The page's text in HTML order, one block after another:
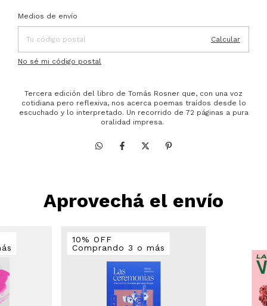
Entregas para el CP:
Medios de envío
Calcular
No sé mi código postal
Tercera edición del libro de Tomás Rosner que, con una voz
cotidiana pero reflexiva, nos acerca poemas traídos desde lo
escuchado y lo interpretado. Un recorrido de 72 páginas a pura
oralidad impresa.
Aprovechá el envío
10% OFF
Comprando 3 o más